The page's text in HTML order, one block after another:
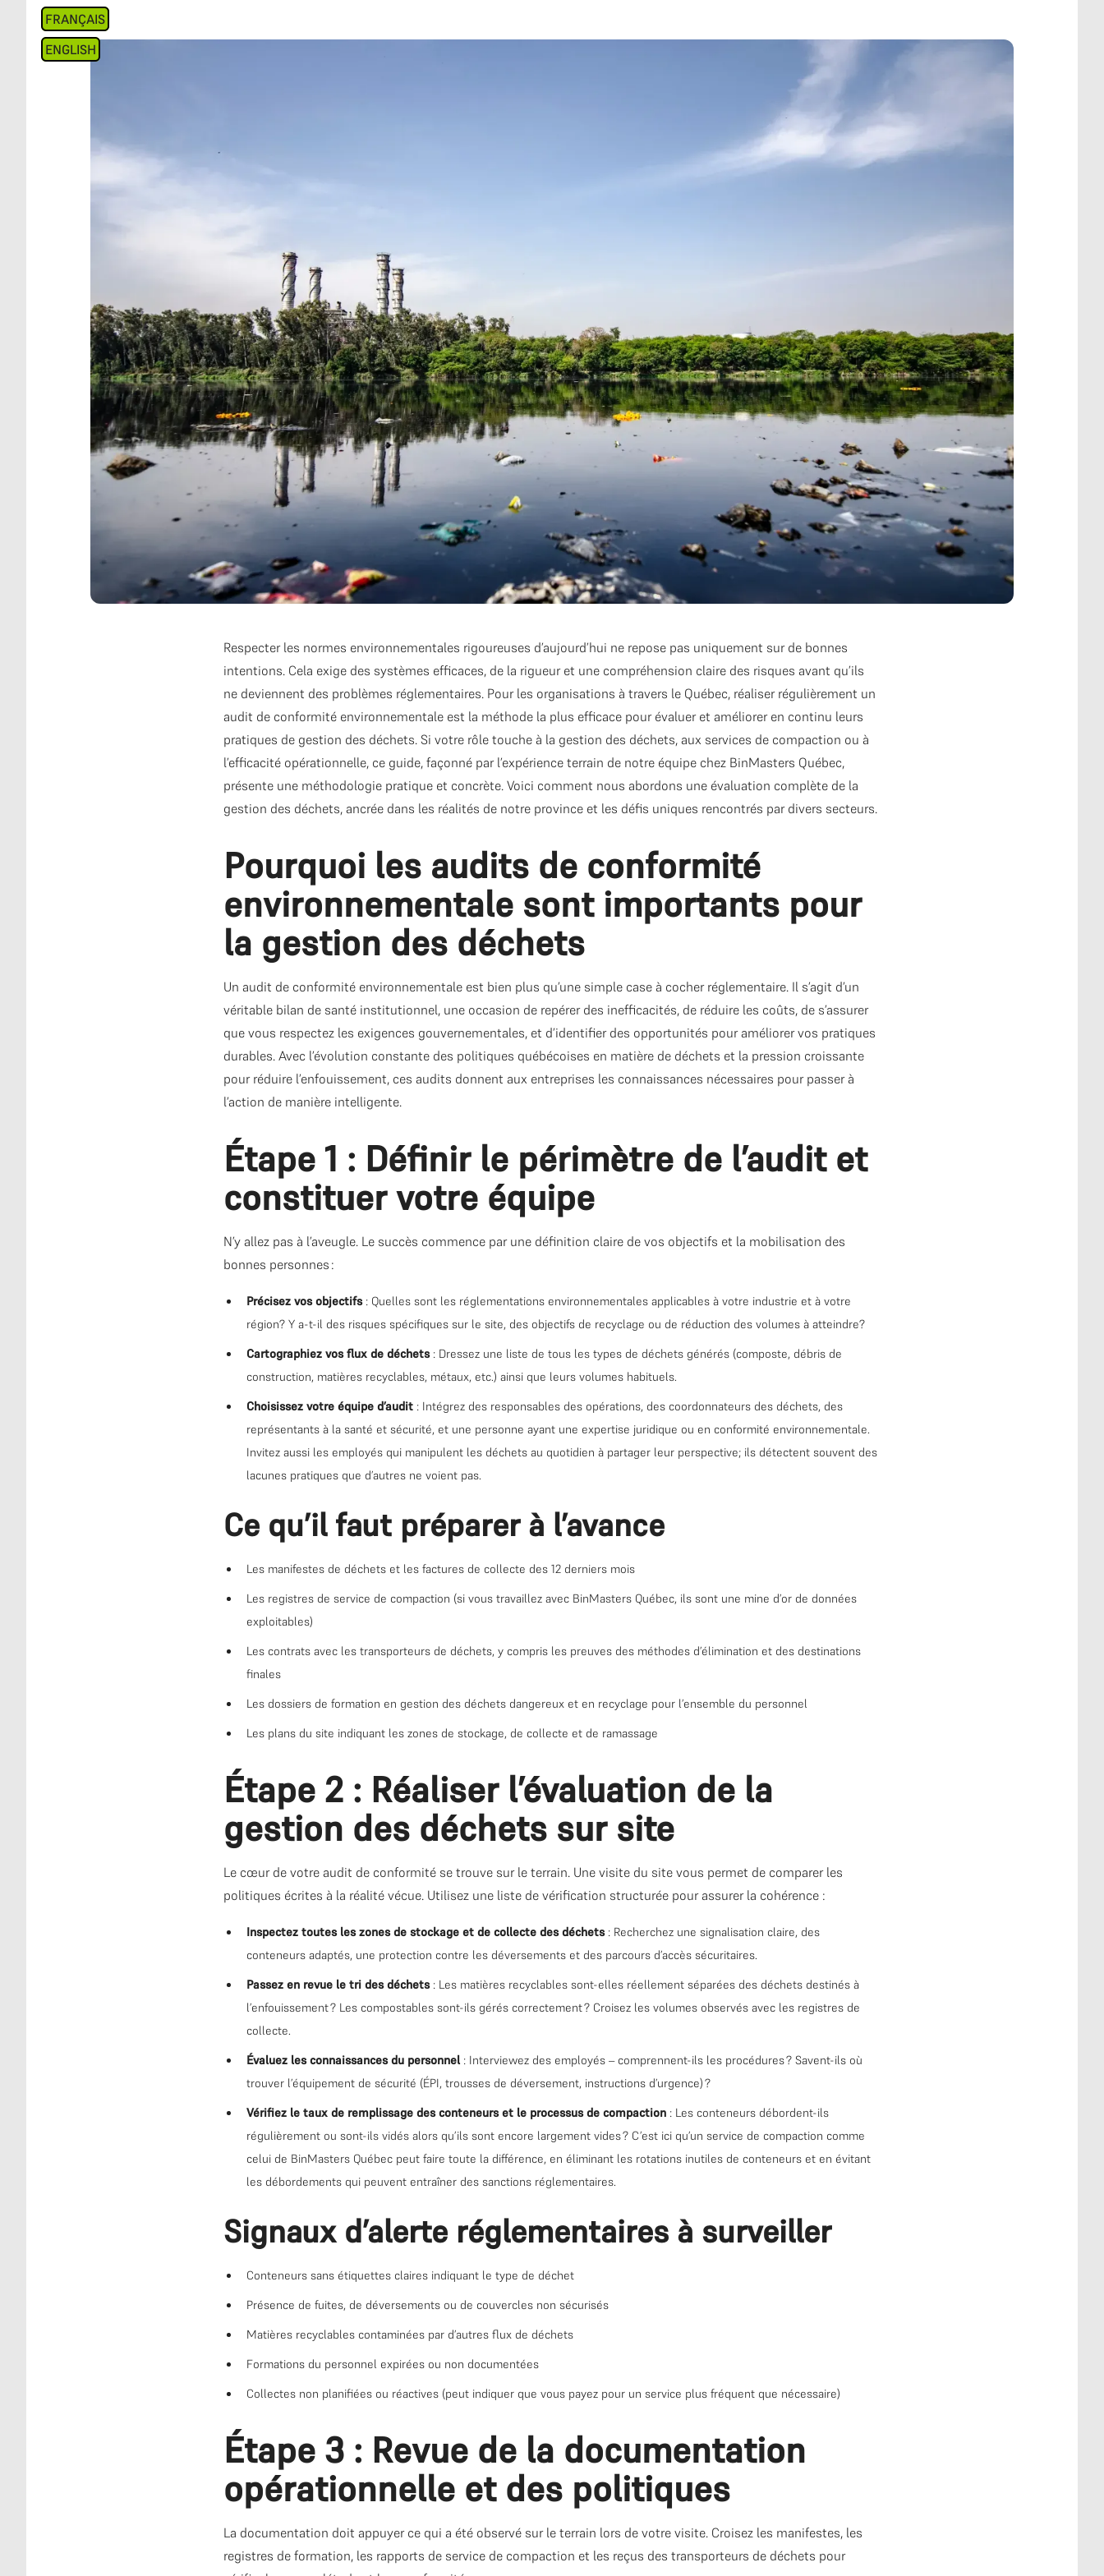
FRANÇAIS
ENGLISH
Respecter les normes environnementales rigoureuses d’aujourd’hui ne repose pas uniquement sur de bonnes
intentions. Cela exige des systèmes efficaces, de la rigueur et une compréhension claire des risques avant qu’ils
ne deviennent des problèmes réglementaires. Pour les organisations à travers le Québec, réaliser régulièrement un
audit de conformité environnementale est la méthode la plus efficace pour évaluer et améliorer en continu leurs
pratiques de gestion des déchets. Si votre rôle touche à la gestion des déchets, aux services de compaction ou à
l’efficacité opérationnelle, ce guide, façonné par l’expérience terrain de notre équipe chez BinMasters Québec,
présente une méthodologie pratique et concrète. Voici comment nous abordons une évaluation complète de la
gestion des déchets, ancrée dans les réalités de notre province et les défis uniques rencontrés par divers secteurs.
Pourquoi les audits de conformité
environnementale sont importants pour
la gestion des déchets
Un audit de conformité environnementale est bien plus qu’une simple case à cocher réglementaire. Il s’agit d’un
véritable bilan de santé institutionnel, une occasion de repérer des inefficacités, de réduire les coûts, de s’assurer
que vous respectez les exigences gouvernementales, et d’identifier des opportunités pour améliorer vos pratiques
durables. Avec l’évolution constante des politiques québécoises en matière de déchets et la pression croissante
pour réduire l’enfouissement, ces audits donnent aux entreprises les connaissances nécessaires pour passer à
l’action de manière intelligente.
Étape 1 : Définir le périmètre de l’audit et
constituer votre équipe
N’y allez pas à l’aveugle. Le succès commence par une définition claire de vos objectifs et la mobilisation des
bonnes personnes :
Précisez vos objectifs: Quelles sont les réglementations environnementales applicables à votre industrie et à votre
région? Y a-t-il des risques spécifiques sur le site, des objectifs de recyclage ou de réduction des volumes à atteindre?
Cartographiez vos flux de déchets: Dressez une liste de tous les types de déchets générés (composte, débris de
construction, matières recyclables, métaux, etc.) ainsi que leurs volumes habituels.
Choisissez votre équipe d’audit : Intégrez des responsables des opérations, des coordonnateurs des déchets, des
représentants à la santé et sécurité, et une personne ayant une expertise juridique ou en conformité environnementale.
Invitez aussi les employés qui manipulent les déchets au quotidien à partager leur perspective; ils détectent souvent des
lacunes pratiques que d’autres ne voient pas.
Ce qu’il faut préparer à l’avance
Les manifestes de déchets et les factures de collecte des 12 derniers mois
Les registres de service de compaction (si vous travaillez avec BinMasters Québec, ils sont une mine d’or de données
exploitables)
Les contrats avec les transporteurs de déchets, y compris les preuves des méthodes d’élimination et des destinations
finales
Les dossiers de formation en gestion des déchets dangereux et en recyclage pour l’ensemble du personnel
Les plans du site indiquant les zones de stockage, de collecte et de ramassage
Étape 2 : Réaliser l’évaluation de la
gestion des déchets sur site
Le cœur de votre audit de conformité se trouve sur le terrain. Une visite du site vous permet de comparer les
politiques écrites à la réalité vécue. Utilisez une liste de vérification structurée pour assurer la cohérence :
Inspectez toutes les zones de stockage et de collecte des déchets: Recherchez une signalisation claire, des
conteneurs adaptés, une protection contre les déversements et des parcours d’accès sécuritaires.
Passez en revue le tri des déchets: Les matières recyclables sont-elles réellement séparées des déchets destinés à
l’enfouissement ? Les compostables sont-ils gérés correctement ? Croisez les volumes observés avec les registres de
collecte.
Évaluez les connaissances du personnel : Interviewez des employés – comprennent-ils les procédures ? Savent-ils où
trouver l’équipement de sécurité (ÉPI, trousses de déversement, instructions d’urgence) ?
Vérifiez le taux de remplissage des conteneurs et le processus de compaction : Les conteneurs débordent-ils
régulièrement ou sont-ils vidés alors qu’ils sont encore largement vides ? C’est ici qu’un service de compaction comme
celui de BinMasters Québec peut faire toute la différence, en éliminant les rotations inutiles de conteneurs et en évitant
les débordements qui peuvent entraîner des sanctions réglementaires.
Signaux d’alerte réglementaires à surveiller
Conteneurs sans étiquettes claires indiquant le type de déchet
Présence de fuites, de déversements ou de couvercles non sécurisés
Matières recyclables contaminées par d’autres flux de déchets
Formations du personnel expirées ou non documentées
Collectes non planifiées ou réactives (peut indiquer que vous payez pour un service plus fréquent que nécessaire)
Étape 3 : Revue de la documentation
opérationnelle et des politiques
La documentation doit appuyer ce qui a été observé sur le terrain lors de votre visite. Croisez les manifestes, les
registres de formation, les rapports de service de compaction et les reçus des transporteurs de déchets pour